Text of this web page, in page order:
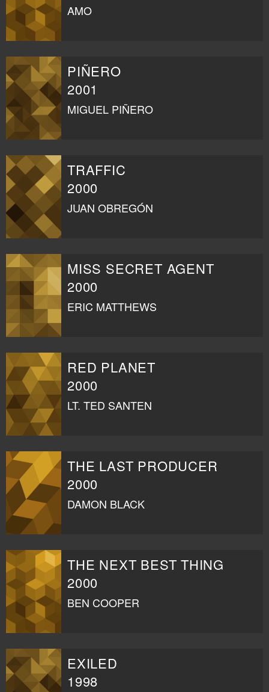
AMO
PIÑERO
2001
MIGUEL PIÑERO
TRAFFIC
2000
JUAN OBREGÓN
MISS SECRET AGENT
2000
ERIC MATTHEWS
RED PLANET
2000
LT. TED SANTEN
THE LAST PRODUCER
2000
DAMON BLACK
THE NEXT BEST THING
2000
BEN COOPER
EXILED
1998